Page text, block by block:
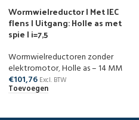
Wormwielreductor | Met IEC
flens | Uitgang: Holle as met
spie | i=7,5
Wormwielreductoren zonder
elektromotor,Holle as – 14 MM
€101,76 Excl. BTW
Toevoegen